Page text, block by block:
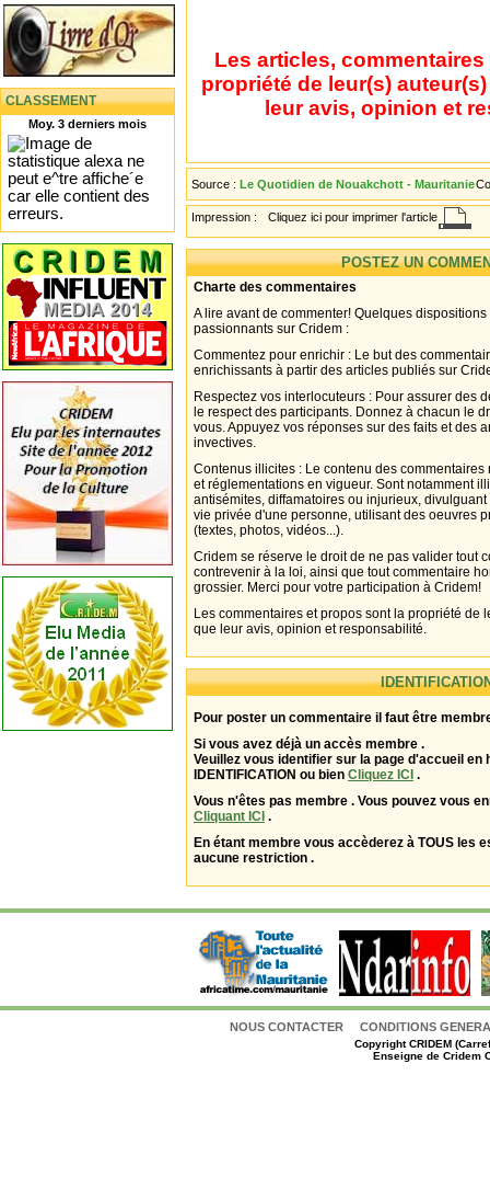
CLASSEMENT
Moy. 3 derniers mois
Les articles,
propriété de leur(s)
leur avis, opinion et
Source : Le Quotidien de Nouakchott - Mauritanie
Impression : Cliquez ici pour imprimer l'article
POSTEZ UN
Charte des commentaires
A lire avant de commenter! Quelques
passionnants sur Cridem :
Commentez pour enrichir : Le but des
enrichissants à partir des articles publiés sur
Respectez vos interlocuteurs : Pour assurer des
le respect des participants. Donnez à chacun le
vous. Appuyez vos réponses sur des faits et des
invectives.
Contenus illicites : Le contenu des
et réglementations en vigueur. Sont notamment
antisémites, diffamatoires ou injurieux,
vie privée d'une personne, utilisant des oeuvres
(textes, photos, vidéos...).
Cridem se réserve le droit de ne pas valider tout
contrevenir à la loi, ainsi que tout commentaire
grossier. Merci pour votre participation à Cridem!
Les commentaires et propos sont la propriété de
que leur avis, opinion et responsabilité.
Pour poster un commentaire il faut être
Si vous avez déjà un accès membre .
Veuillez vous identifier sur la page d'accueil en
IDENTIFICATION ou bien Cliquez ICI .
Vous n'êtes pas membre . Vous pouvez vous
Cliquant ICI .
En étant membre vous accèderez à TOUS les
aucune restriction .
NOUS CONTACTER CONDITIONS
CopyrightCRIDEM
Enseigne de Cridem